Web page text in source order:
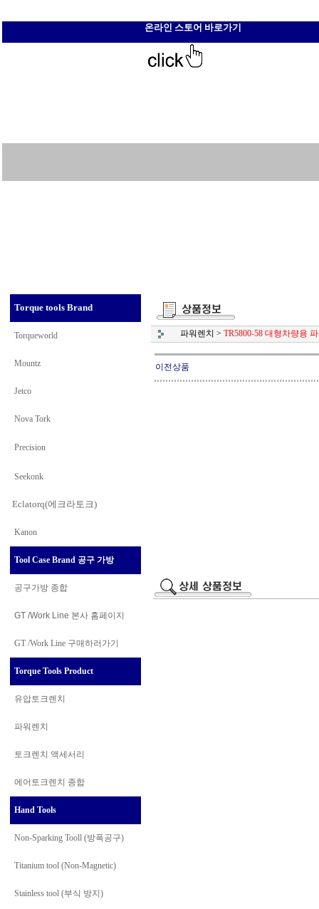
온라인 스토어 바로가기
Torque tools Brand
Torqueworld
Mountz
Jetco
Nova Tork
Precision
Seekonk
Eclatorq(에크라토크)
Kanon
Tool Case Brand 공구 가방
공구가방 종합
GT /Work Line 본사 홈페이지
GT /Work Line 구매하러가기
Torque Tools Product
유압토크렌치
파워렌치
토크렌치 액세서리
에어토크렌치 종합
Hand Tools
Non-Sparking Tooll (방폭공구)
Titanium tool (Non-Magnetic)
Stainless tool (부식 방지)
파워렌치 > TR5800-58 대형차량용
이전상품